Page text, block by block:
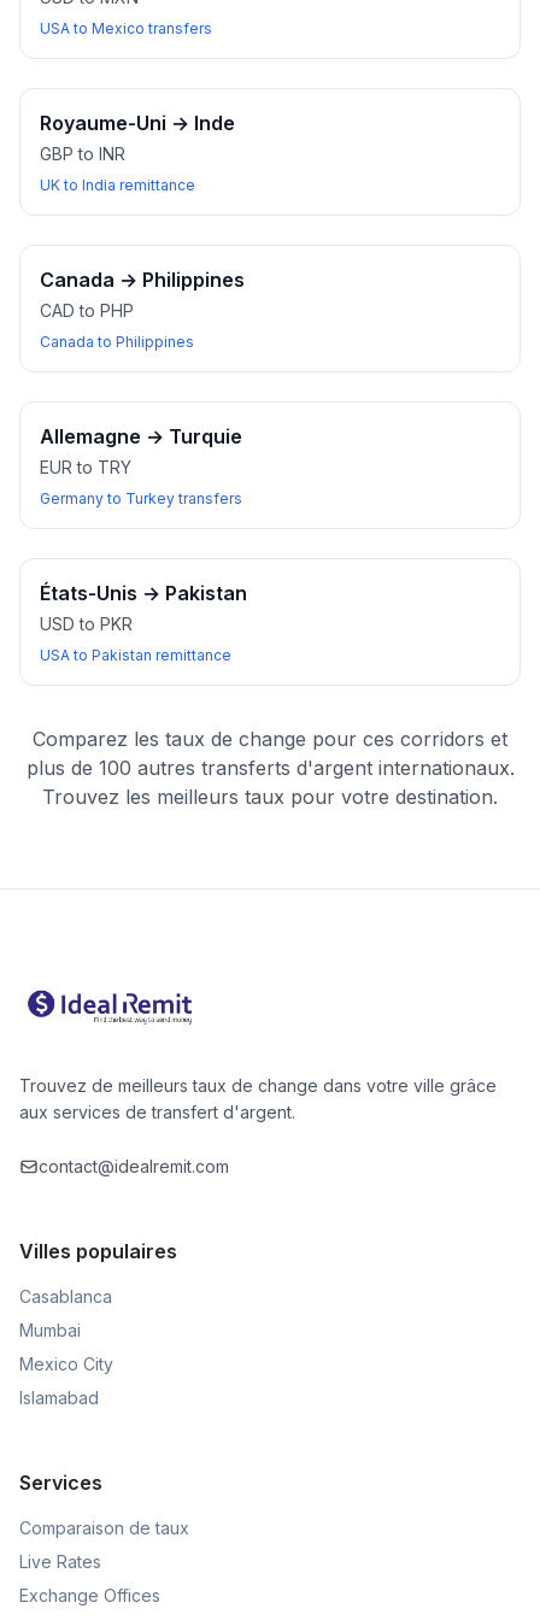
USA to Mexico transfers
Royaume-Uni → Inde
GBP to INR
UK to India remittance
Canada → Philippines
CAD to PHP
Canada to Philippines
Allemagne → Turquie
EUR to TRY
Germany to Turkey transfers
États-Unis → Pakistan
USD to PKR
USA to Pakistan remittance
Comparez les taux de change pour ces corridors et
plus de 100 autres transferts d'argent internationaux.
Trouvez les meilleurs taux pour votre destination.
Trouvez de meilleurs taux de change dans votre ville grâce
aux services de transfert d'argent.
contact@idealremit.com
Villes populaires
Casablanca
Mumbai
Mexico City
Islamabad
Services
Comparaison de taux
Live Rates
Exchange Offices